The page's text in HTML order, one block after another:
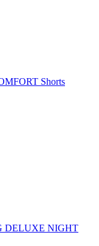
Shorts
DELUXE NIGHT